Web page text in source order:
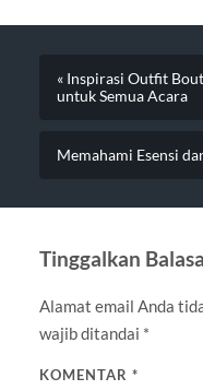
« Inspirasi Outfit
untuk Semua Acara
Memahami Esensi
Tinggalkan
Alamat email Anda
wajib ditandai *
KOMENTAR *